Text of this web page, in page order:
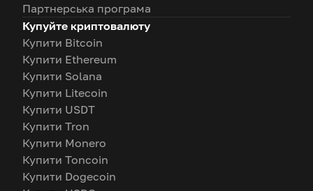
Партнерська програма
Купуйте криптовалюту
Купити Bitcoin
Купити Ethereum
Купити Solana
Купити Litecoin
Купити USDT
Купити Tron
Купити Monero
Купити Toncoin
Купити Dogecoin